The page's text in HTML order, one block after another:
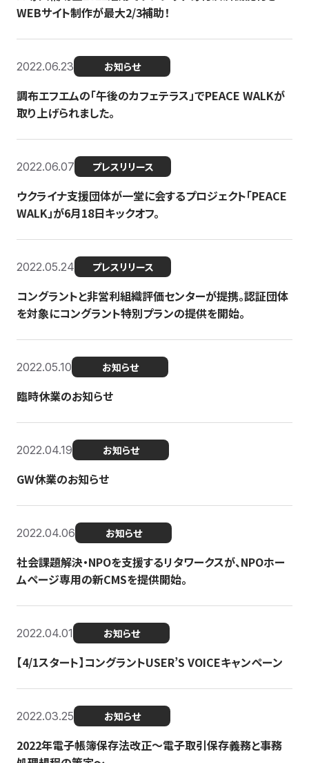
WEBサイト制作が最大2/3補助！
2022.06.23 お知らせ
調布エフエムの「午後のカフェテラス」でPEACE WALKが
取り上げられました。
2022.06.07 プレスリリース
ウクライナ支援団体が一堂に会するプロジェクト「PEACE
WALK」が6月18日キックオフ。
2022.05.24 プレスリリース
コングラントと非営利組織評価センターが提携。認証団体
を対象にコングラント特別プランの提供を開始。
2022.05.10 お知らせ
臨時休業のお知らせ
2022.04.19 お知らせ
GW休業のお知らせ
2022.04.06 お知らせ
社会課題解決・NPOを支援するリタワークスが、NPOホー
ムページ専用の新CMSを提供開始。
2022.04.01 お知らせ
【4/1スタート】コングラントUSER’S VOICEキャンペーン
2022.03.25 お知らせ
2022年電子帳簿保存法改正～電子取引保存義務と事務